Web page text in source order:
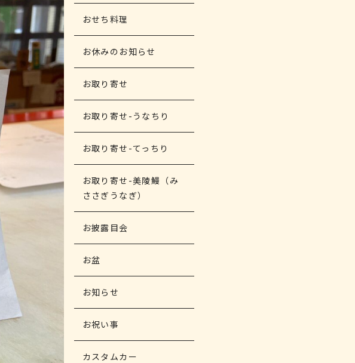
おせち料理
お休みのお知らせ
お取り寄せ
お取り寄せ-うなちり
お取り寄せ-てっちり
お取り寄せ-美陵鰻（み
ささぎうなぎ）
お披露目会
お盆
お知らせ
お祝い事
カスタムカー